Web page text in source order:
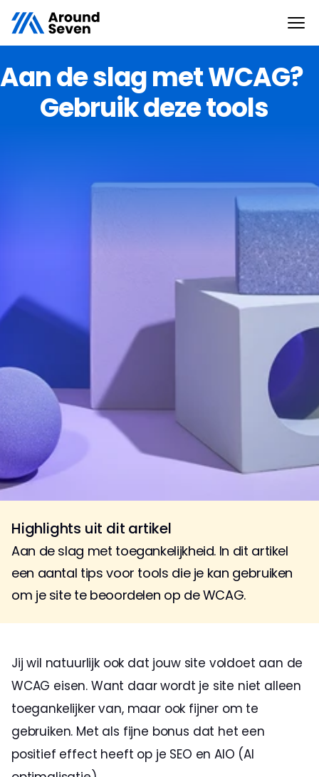
Aan de slag met WCAG?
Gebruik deze tools
Highlights uit dit artikel
Aan de slag met toegankelijkheid. In dit artikel
een aantal tips voor tools die je kan gebruiken
om je site te beoordelen op de WCAG.
Jij wil natuurlijk ook dat jouw site voldoet aan de
WCAG eisen. Want daar wordt je site niet alleen
toegankelijker van, maar ook fijner om te
gebruiken. Met als fijne bonus dat het een
positief effect heeft op je SEO en AIO (AI